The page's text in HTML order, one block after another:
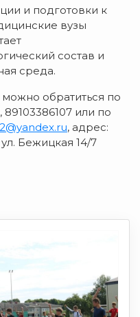
и подготовки к
вузы
состав и
среда.
обратиться по
или по
, адрес:
Бежицкая 14/7